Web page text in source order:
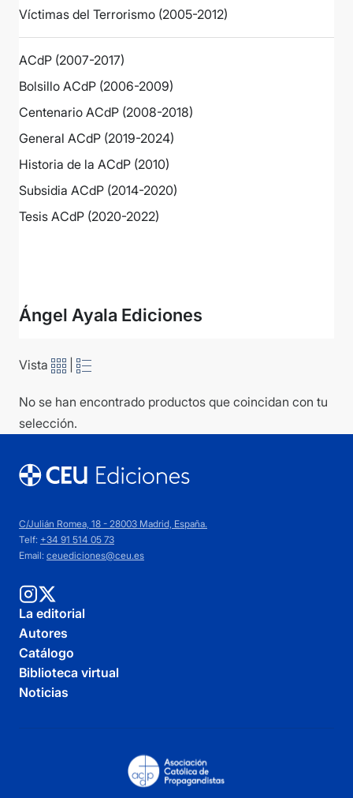
Víctimas del Terrorismo (2005-2012)
ACdP (2007-2017)
Bolsillo ACdP (2006-2009)
Centenario ACdP (2008-2018)
General ACdP (2019-2024)
Historia de la ACdP (2010)
Subsidia ACdP (2014-2020)
Tesis ACdP (2020-2022)
Ángel Ayala Ediciones
Vista
No se han encontrado productos que coincidan con tu
selección.
C/Julián Romea, 18 - 28003 Madrid, España.
Telf: +34 91 514 05 73
Email: ceuediciones@ceu.es
La editorial
Autores
Catálogo
Biblioteca virtual
Noticias